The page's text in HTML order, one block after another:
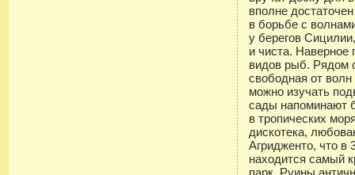
вполне
в борьбе с
у берегов
и чиста. Наверное
видов рыб. Рядом
свободная от волн
можно изучать
сады напоминают
в тропических
дискотека,
Агридженто, что в
находится самый
парк. Руины